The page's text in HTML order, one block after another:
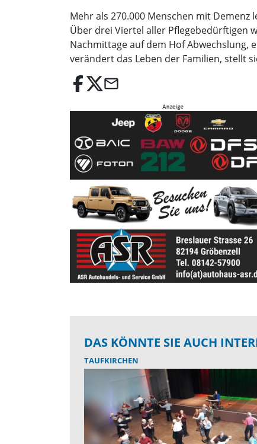
Mehr als 270.000 Menschen mit
Über drei Viertel aller Pflegebedürftigen
Nachmittage auf dem Hof Abwechslung,
verändert das Leben der Familien, stellt
email
DAS KÖNNTE SIE AUCH
TAUFKIRCHEN